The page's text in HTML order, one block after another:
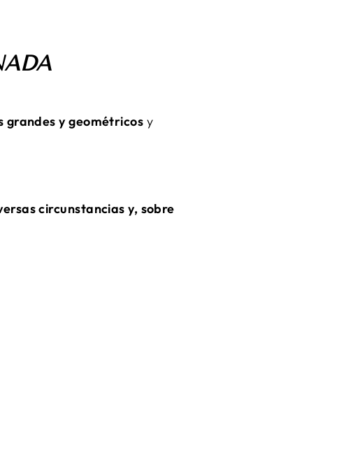
grandes y geométricos y
circunstancias y, sobre